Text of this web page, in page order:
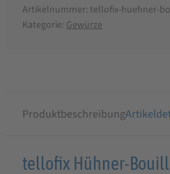
Artikelnummer: tellofix-huehner-
Kategorie: Gewürze
Produktbeschreibung
Produktbeschreibung
tellofix Hühner-